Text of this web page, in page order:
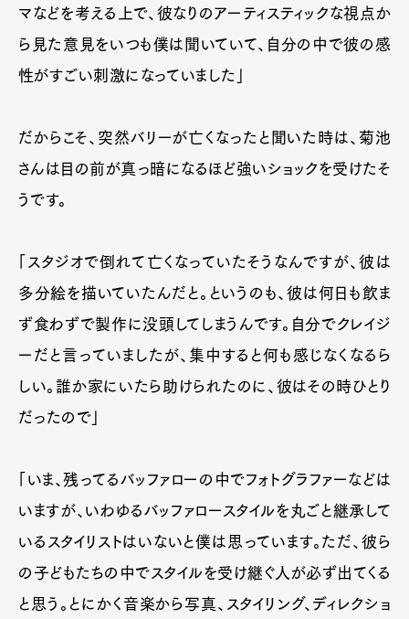
マなどを考える上で、彼なりのアーティスティックな視点か
ら見た意見をいつも僕は聞いていて、自分の中で彼の感
性がすごい刺激になっていました」
だからこそ、突然バリーが亡くなったと聞いた時は、菊池
さんは目の前が真っ暗になるほど強いショックを受けたそ
うです。
「スタジオで倒れて亡くなっていたそうなんですが、彼は
多分絵を描いていたんだと。というのも、彼は何日も飲ま
ず食わずで製作に没頭してしまうんです。自分でクレイジ
ーだと言っていましたが、集中すると何も感じなくなるら
しい。誰か家にいたら助けられたのに、彼はその時ひとり
だったので」
「いま、残ってるバッファローの中でフォトグラファーなどは
いますが、いわゆるバッファロースタイルを丸ごと継承して
いるスタイリストはいないと僕は思っています。ただ、彼ら
の子どもたちの中でスタイルを受け継ぐ人が必ず出てくる
と思う。とにかく音楽から写真、スタイリング、ディレクショ